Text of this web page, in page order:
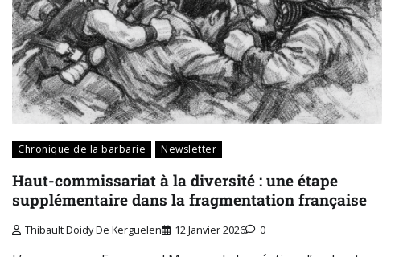
Chronique de la barbarie Newsletter
Haut-commissariat à la diversité : une étape
supplémentaire dans la fragmentation française
Thibault Doidy De Kerguelen 12 Janvier 2026 0